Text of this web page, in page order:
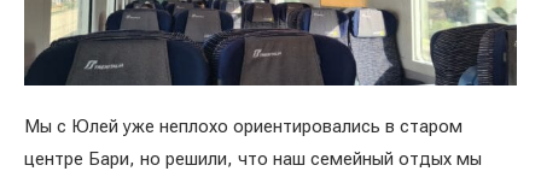
Мы с Юлей уже неплохо ориентировались в старом
центре Бари, но решили, что наш семейный отдых мы